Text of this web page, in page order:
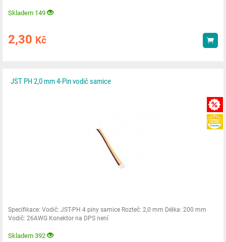
Skladem 149
2,30 Kč
JST PH 2,0 mm 4-Pin vodič samice
Specifikace: Vodič: JST-PH 4 piny samice Rozteč: 2,0 mm Délka: 200 mm
Vodič: 26AWG Konektor na DPS není
Skladem 392